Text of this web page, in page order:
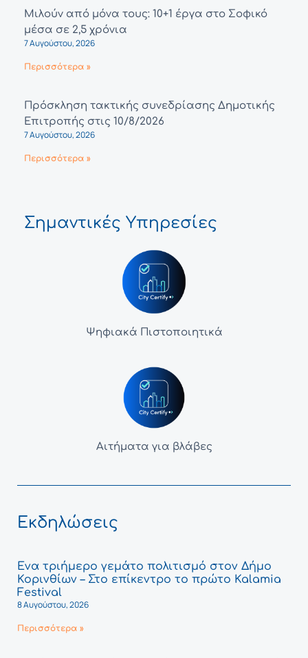
Μιλούν από μόνα τους: 10+1 έργα στο Σοφικό
μέσα σε 2,5 χρόνια
7 Αυγούστου, 2026
Περισσότερα »
Πρόσκληση τακτικής συνεδρίασης Δημοτικής
Επιτροπής στις 10/8/2026
7 Αυγούστου, 2026
Περισσότερα »
Σημαντικές Υπηρεσίες
Ψηφιακά Πιστοποιητικά
Αιτήματα για βλάβες
Εκδηλώσεις
Ένα τριήμερο γεμάτο πολιτισμό στον Δήμο
Κορινθίων – Στο επίκεντρο το πρώτο Kalamia
Festival
8 Αυγούστου, 2026
Περισσότερα »